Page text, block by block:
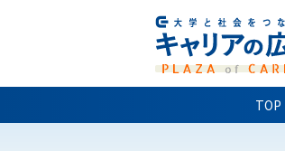
TOP